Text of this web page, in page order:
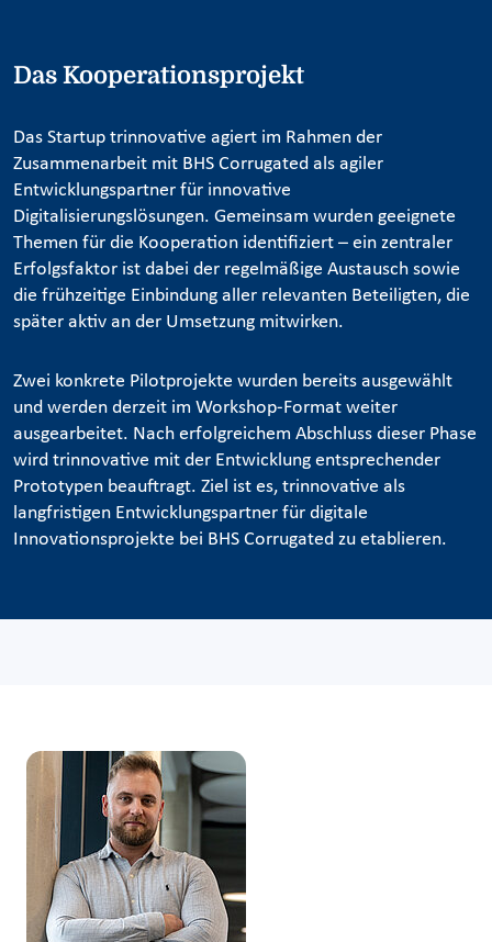
Das Kooperationsprojekt
Das Startup trinnovative agiert im Rahmen der
Zusammenarbeit mit BHS Corrugated als agiler
Entwicklungspartner für innovative
Digitalisierungslösungen. Gemeinsam wurden geeignete
Themen für die Kooperation identifiziert – ein zentraler
Erfolgsfaktor ist dabei der regelmäßige Austausch sowie
die frühzeitige Einbindung aller relevanten Beteiligten, die
später aktiv an der Umsetzung mitwirken.
Zwei konkrete Pilotprojekte wurden bereits ausgewählt
und werden derzeit im Workshop-Format weiter
ausgearbeitet. Nach erfolgreichem Abschluss dieser Phase
wird trinnovative mit der Entwicklung entsprechender
Prototypen beauftragt. Ziel ist es, trinnovative als
langfristigen Entwicklungspartner für digitale
Innovationsprojekte bei BHS Corrugated zu etablieren.